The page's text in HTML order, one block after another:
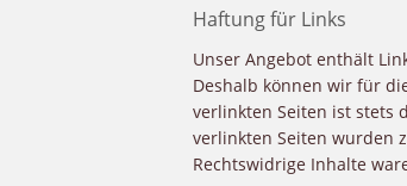
Haftung für Links
Unser Angebot enthält
Deshalb können wir für
verlinkten Seiten ist stets
verlinkten Seiten wurden
Rechtswidrige Inhalte